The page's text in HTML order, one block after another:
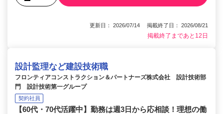
更新日： 2026/07/14 掲載終了日： 2026/08/21
掲載終了まであと12日
設計監理など建設技術職
フロンティアコンストラクション＆パートナーズ株式会社 設計技術部
門 設計技術第一グループ
契約社員
【60代・70代活躍中】勤務は週3日から応相談！理想の働